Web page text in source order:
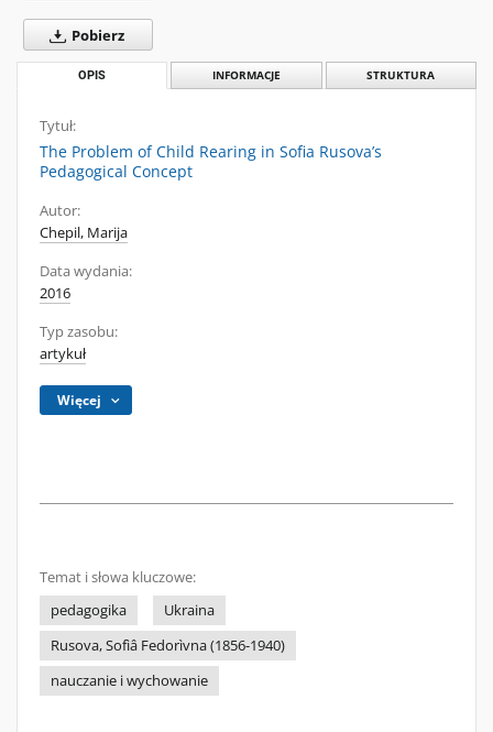
Pobierz
OPIS INFORMACJE STRUKTURA
Tytuł:
The Problem of Child Rearing in Sofia Rusova’s
Pedagogical Concept
Autor:
Chepil, Marija
Data wydania:
2016
Typ zasobu:
artykuł
Więcej
Temat i słowa kluczowe:
pedagogika
Ukraina
Rusova, Sofìâ Fedorìvna (1856-1940)
nauczanie i wychowanie